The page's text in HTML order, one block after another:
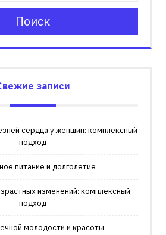
Поиск
записи
сердца у женщин: комплексный
подход
питание и долголетие
изменений: комплексный
подход
молодости и красоты